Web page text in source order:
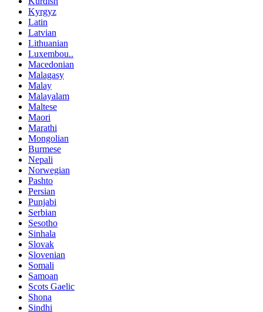
Kyrgyz
Latin
Latvian
Lithuanian
Luxembou..
Macedonian
Malagasy
Malay
Malayalam
Maltese
Maori
Marathi
Mongolian
Burmese
Nepali
Norwegian
Pashto
Persian
Punjabi
Serbian
Sesotho
Sinhala
Slovak
Slovenian
Somali
Samoan
Scots Gaelic
Shona
Sindhi